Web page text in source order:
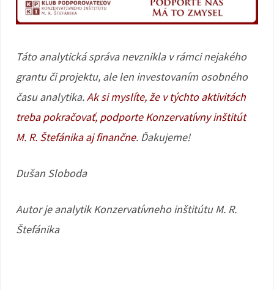
Táto analytická správa nevznikla v rámci nejakého
grantu či projektu, ale len investovaním osobného
času analytika.Ak si myslíte, že v týchto aktivitách
treba pokračovať, podporte Konzervatívny inštitút
M. R. Štefánika aj finančne. Ďakujeme!
Dušan Sloboda
Autor je analytik Konzervatívneho inštitútu M. R.
Štefánika